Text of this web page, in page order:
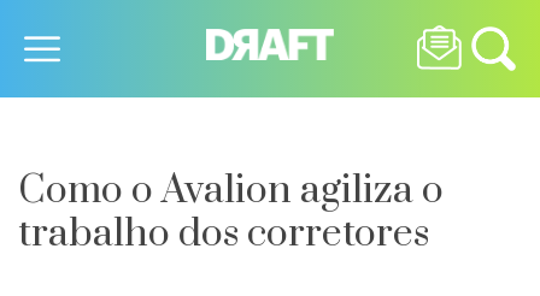
Como o Avalion agiliza o
trabalho dos corretores